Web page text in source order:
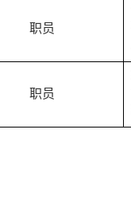
职员
职员